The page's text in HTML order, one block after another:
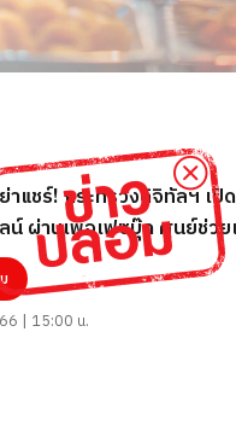
าแชร์! กระทรวงดิจิทัลฯ เปิ
ผ่านเพจเฟซบุ๊ก ศูนย์ช่วย
ออนไลน์
| 15:00 น.